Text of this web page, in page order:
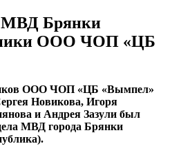
Брянки
ООО ЧОП «ЦБ
ООО ЧОП «ЦБ «Вымпел»
Новикова, Игоря
и Андрея Зазули был
МВД города Брянки